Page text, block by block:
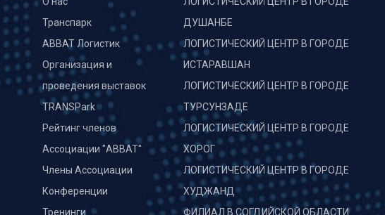
Транспарк
ABBAT Логистик
Организация и
проведения выставок
TRANSPark
Рейтинг членов
Ассоциации "АВВАТ"
Члены Ассоциации
Конференции
Тренинги
ДУШАНБЕ
ЛОГИСТИЧЕСКИЙ ЦЕНТР В ГОРОДЕ
ИСТАРАВШАН
ЛОГИСТИЧЕСКИЙ ЦЕНТР В ГОРОДЕ
ТУРСУНЗАДЕ
ЛОГИСТИЧЕСКИЙ ЦЕНТР В ГОРОДЕ
ХОРОГ
ЛОГИСТИЧЕСКИЙ ЦЕНТР В ГОРОДЕ
ХУДЖАНД
ФИЛИАЛ В СОГДИЙСКОЙ ОБЛАСТИ